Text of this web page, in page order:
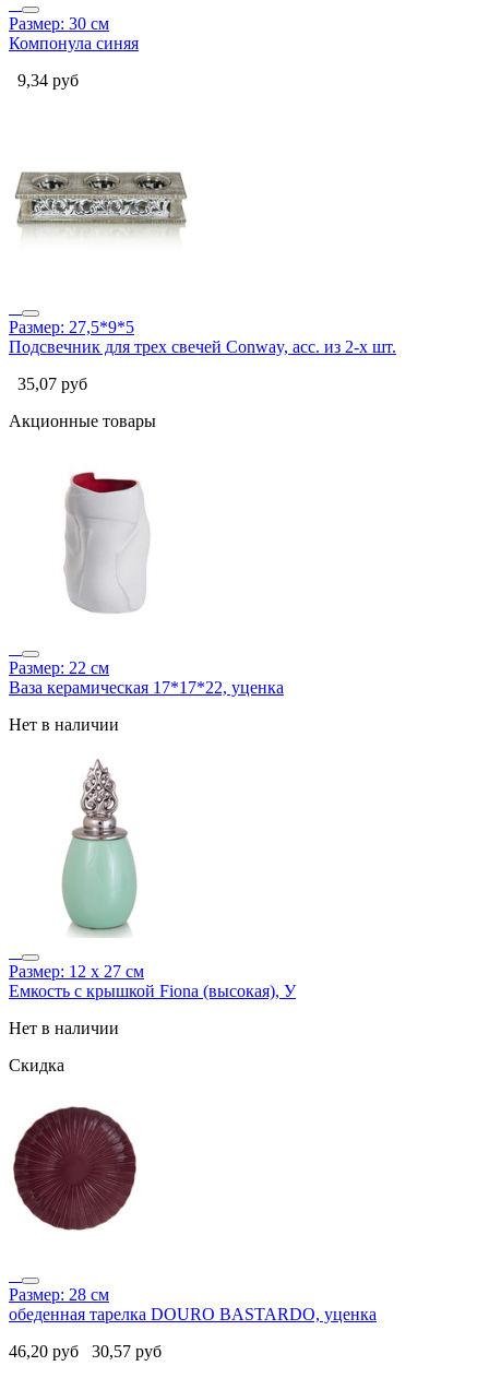
Размер: 30 см
Компонула синяя
9,34 руб
Размер: 27,5*9*5
Подсвечник для трех свечей Conway, асс. из 2-х шт.
35,07 руб
Акционные товары
Размер: 22 см
Ваза керамическая 17*17*22, уценка
Нет в наличии
Размер: 12 х 27 см
Емкость с крышкой Fiona (высокая), У
Нет в наличии
Скидка
Размер: 28 см
обеденная тарелка DOURO BASTARDO, уценка
46,20 руб 30,57 руб